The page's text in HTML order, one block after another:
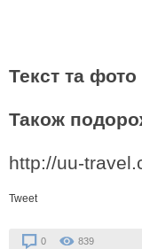
Текст та
Також
http://uu-
Tweet
0 839